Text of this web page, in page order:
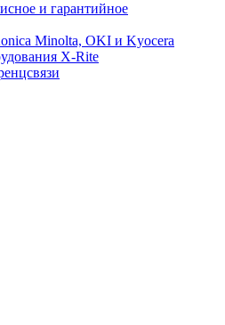
и гарантийное
Minolta, OKI и Kyocera
X-Rite